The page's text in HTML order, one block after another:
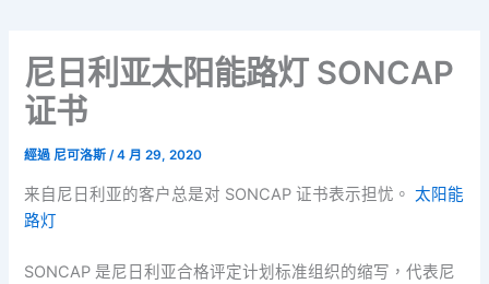
尼日利亚太阳能路灯 SONCAP
证书
經過 尼可洛斯/4 月 29, 2020
来自尼日利亚的客户总是对 SONCAP 证书表示担忧。太阳能
路灯
SONCAP 是尼日利亚合格评定计划标准组织的缩写，代表尼